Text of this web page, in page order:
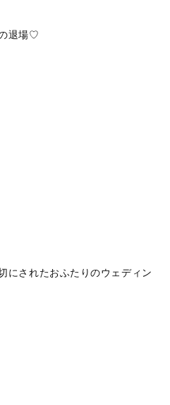
退場♡
にされたおふたりのウェディン